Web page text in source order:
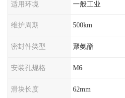
适用环境 一般工业
维护周期 500km
密封件类型 聚氨酯
安装孔规格 M6
滑块长度 62mm